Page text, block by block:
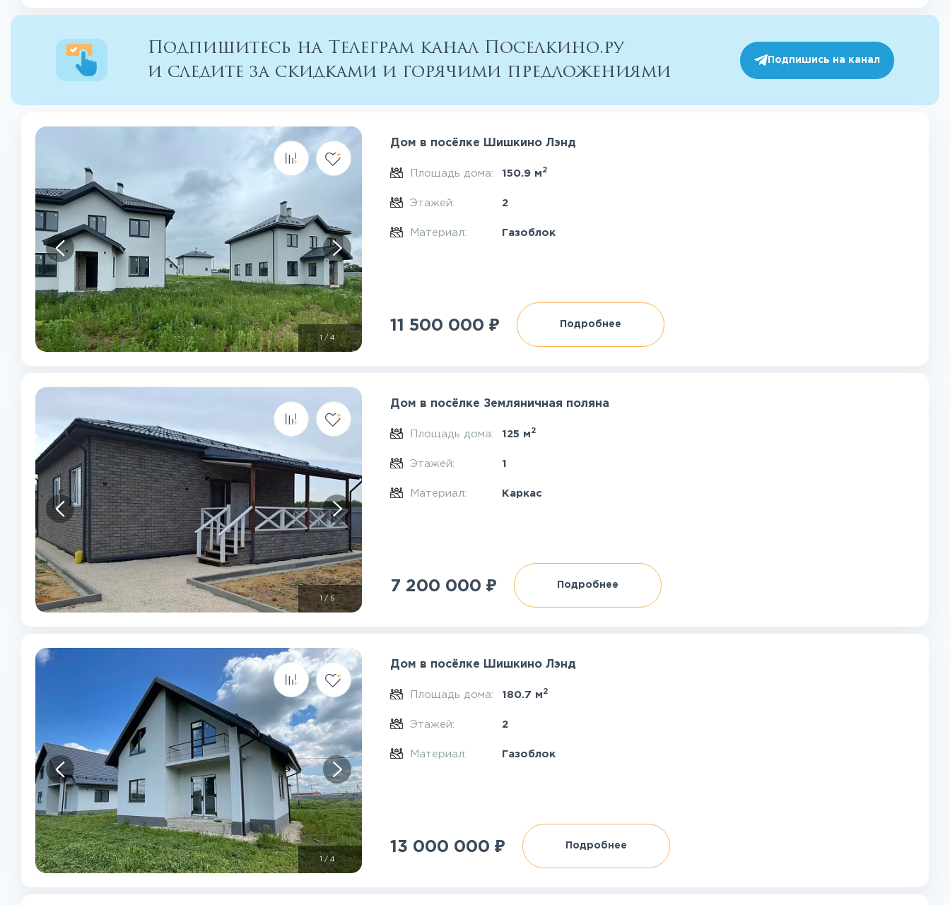
Подпишитесь на Телеграм канал Поселкино.ру
и следите за скидками и горячими предложениями
Подпишись на канал
1 /4
Дом в посёлке Шишкино Лэнд
Площадь дома: 150.9 м 2
Этажей: 2
Материал: Газоблок
11 500 000 ₽ Подробнее
/5
Дом в посёлке Земляничная поляна
Площадь дома: 125 м 2
Этажей: 1
Материал: Каркас
7 200 000 ₽ Подробнее
/4
Дом в посёлке Шишкино Лэнд
Площадь дома: 180.7 м 2
Этажей: 2
Материал: Газоблок
13 000 000 ₽ Подробнее